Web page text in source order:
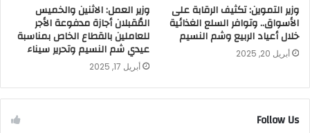
وزير التموين: تكثيف الرقابة على
الأسواق.. وتوافر السلع الغذائية
خلال أعياد الربيع وشم النسيم
أبريل 20, 2025
وزير العمل: الاثنين والخميس
المُقبلان أجازة مدفوعة الأجر
للعاملين بالقطاع الخاص بمناسبة
عيدي شم النسيم وتحرير سيناء
أبريل 17, 2025
Follow Us